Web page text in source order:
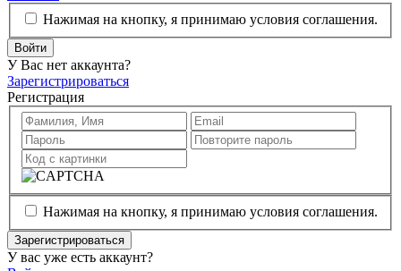
Нажимая на кнопку, я принимаю условия соглашения.
Войти
У Вас нет аккаунта?
Зарегистрироваться
Регистрация
Нажимая на кнопку, я принимаю условия соглашения.
Зарегистрироваться
У вас уже есть аккаунт?